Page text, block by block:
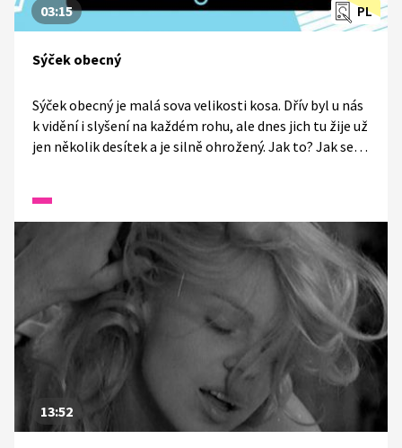
PL
03:15
Sýček obecný
Sýček obecný je malá sova velikosti kosa. Dřív byl u nás
k vidění i slyšení na každém rohu, ale dnes jich tu žije už
jen několik desítek a je silně ohrožený. Jak to? Jak se
13:52